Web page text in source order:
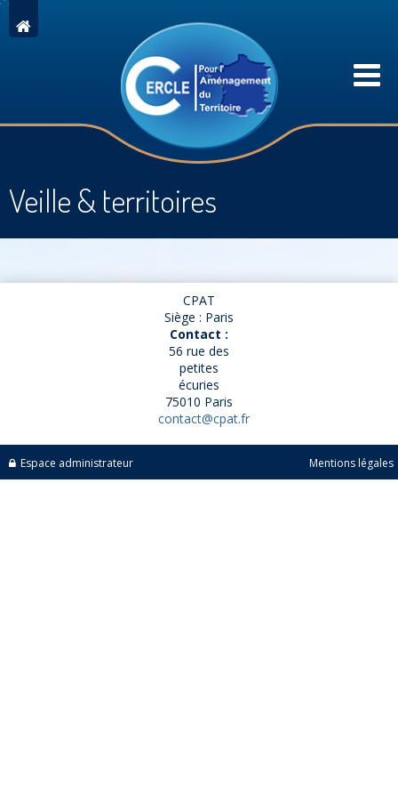
Veille & territoires
CPAT
Siège : Paris
Contact :
56 rue des
petites
écuries
75010 Paris
contact@cpat.fr
Espace administrateur Mentions légales